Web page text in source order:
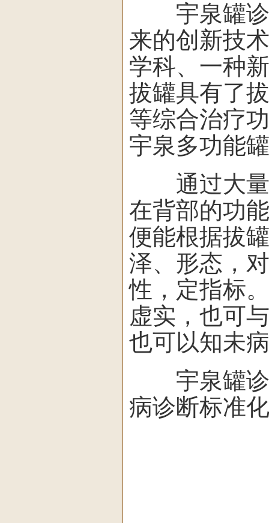
宇泉罐诊
来的创新技
学科、一种
拔罐具有了
等综合治疗
宇泉多功能
通过大量
在背部的功
便能根据拔
泽、形态，
性，定指标
虚实，也可
也可以知未
宇泉罐诊
病诊断标准